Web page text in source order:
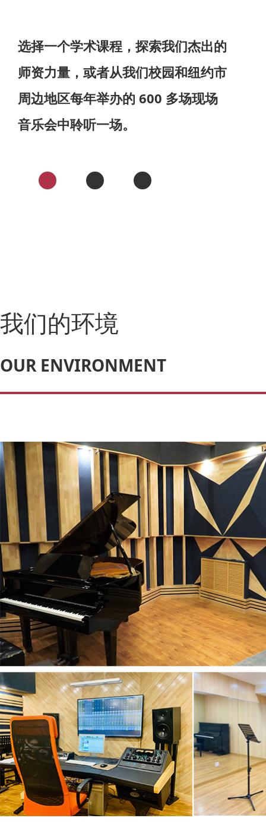
选择一个学术课程，探索我们杰出的
师资力量，或者从我们校园和纽约市
周边地区每年举办的 600 多场现场
音乐会中聆听一场。
我们的环境
OUR ENVIRONMENT